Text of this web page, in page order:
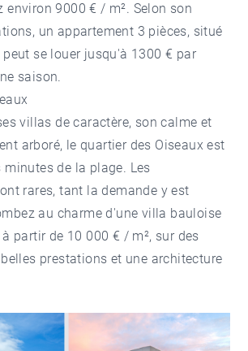
environ 9000 € / m². Selon son
un appartement 3 pièces, situé
se louer jusqu'à 1300 € par
saison.
villas de caractère, son calme et
arboré, lequartier des Oiseaux est
de la plage. Les
rares, tant la demande y est
au charme d'une villa bauloise
partir de 10 000 € / m², sur des
prestations et une architecture